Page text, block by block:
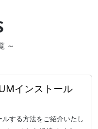
～
インストール
する方法をご紹介いたし